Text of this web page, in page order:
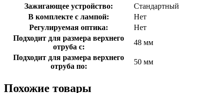
Зажигающее устройство:
Стандартный
В комплекте с лампой:
Нет
Регулируемая оптика:
Нет
Подходит для размера верхнего
отруба с:
48 мм
Подходит для размера верхнего
отруба по:
50 мм
Похожие товары